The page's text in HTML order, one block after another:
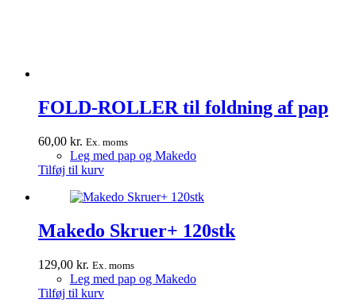
FOLD-ROLLER til foldning af pap
60,00 kr. Ex. moms
Leg med pap og Makedo
Tilføj til kurv
Makedo Skruer+ 120stk
129,00 kr. Ex. moms
Leg med pap og Makedo
Tilføj til kurv